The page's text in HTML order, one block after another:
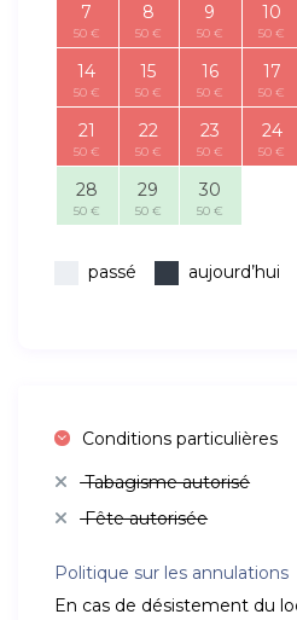
7
50 €
8
50 €
9
50 €
10
50 €
14
50 €
15
50 €
16
50 €
17
50 €
21
50 €
22
50 €
23
50 €
24
50 €
28
50 €
29
50 €
30
50 €
passé aujourd’hui
Conditions particulières
Tabagisme autorisé
Fête autorisée
Politique sur les annulations
En cas de désistement du